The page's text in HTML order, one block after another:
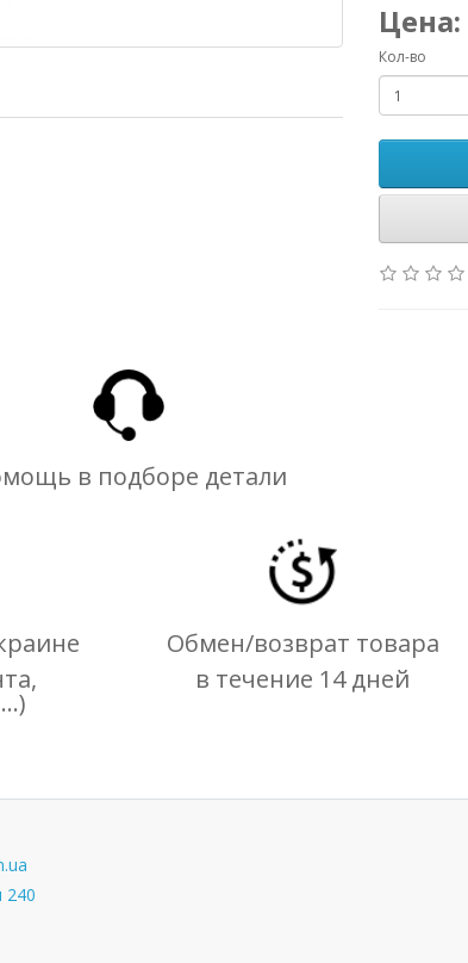
Цена:
Кол-во
в подборе детали
Обмен/возврат товара
в течение 14 дней
240